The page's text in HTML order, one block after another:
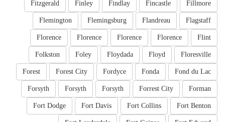
Fillmore
Fincastle
Findlay
Finley
Fitzgerald
Flagstaff
Flandreau
Flemingsburg
Flemington
Flint
Florence
Florence
Florence
Florence
Floresville
Floyd
Floydada
Foley
Folkston
Fond du Lac
Fonda
Fordyce
Forest City
Forest
Forman
Forrest City
Forsyth
Forsyth
Forsyth
Fort Benton
Fort Collins
Fort Davis
Fort Dodge